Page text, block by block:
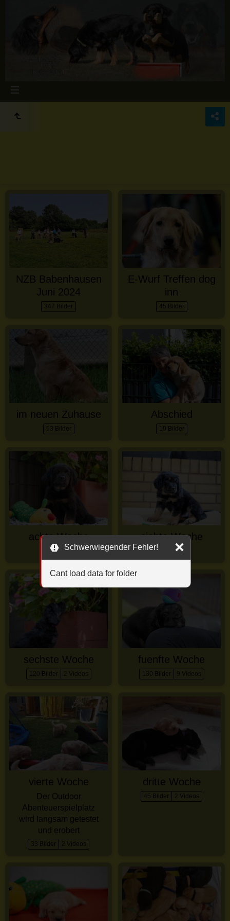
NZB Babenhausen
Juni 2024
347 Bilder
E-Wurf Treffen dog
inn
45 Bilder
im neuen Zuhause
53 Bilder
Abschied
10 Bilder
achte Woche
69 Bilder
siebte Woche
141 Bilder
sechste Woche
120 Bilder 2 Videos
fuenfte Woche
130 Bilder 9 Videos
vierte Woche
Der Outdoor
Abenteuerspielplatz
wird langsam getestet
und erobert
33 Bilder 2 Videos
dritte Woche
45 Bilder 2 Videos
Schwerwiegender Fehler!
Cant load data for folder